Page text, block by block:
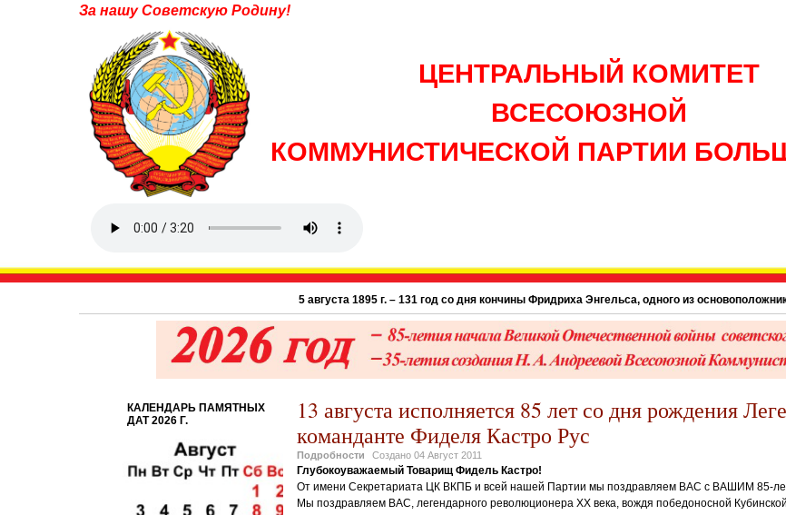
За нашу Советскую Родину!
ЦЕНТРАЛЬНЫЙ КОМИТЕТ
ВСЕСОЮЗНОЙ
КОММУНИСТИЧЕСКОЙ ПАРТИИ
5 августа 1895 г. – 131 год со дня кончины Фридриха Энгельса, одного из основоположников
13 августа исполняется 85 лет со дня рождения
команданте Фиделя Кастро Рус
Подробности Создано 04 Август 2011
Глубокоуважаемый Товарищ Фидель Кастро!
От имени Секретариата ЦК ВКПБ и всей нашей Партии мы поздравляем ВАС с ВАШИМ 85-
Мы поздравляем ВАС, легендарного революционера ХХ века, вождя победоносной
КАЛЕНДАРЬ ПАМЯТНЫХ
ДАТ 2026 Г.